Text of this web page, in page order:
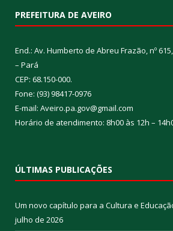
PREFEITURA DE AVEIRO
End.: Av. Humberto de Abreu Frazão, nº
– Pará
CEP: 68.150-000.
Fone: (93) 98417-0976
E-mail: Aveiro.pa.gov@gmail.com
Horário de atendimento: 8h00 às 12h –
ÚLTIMAS PUBLICAÇÕES
Um novo capítulo para a Cultura e
julho de 2026